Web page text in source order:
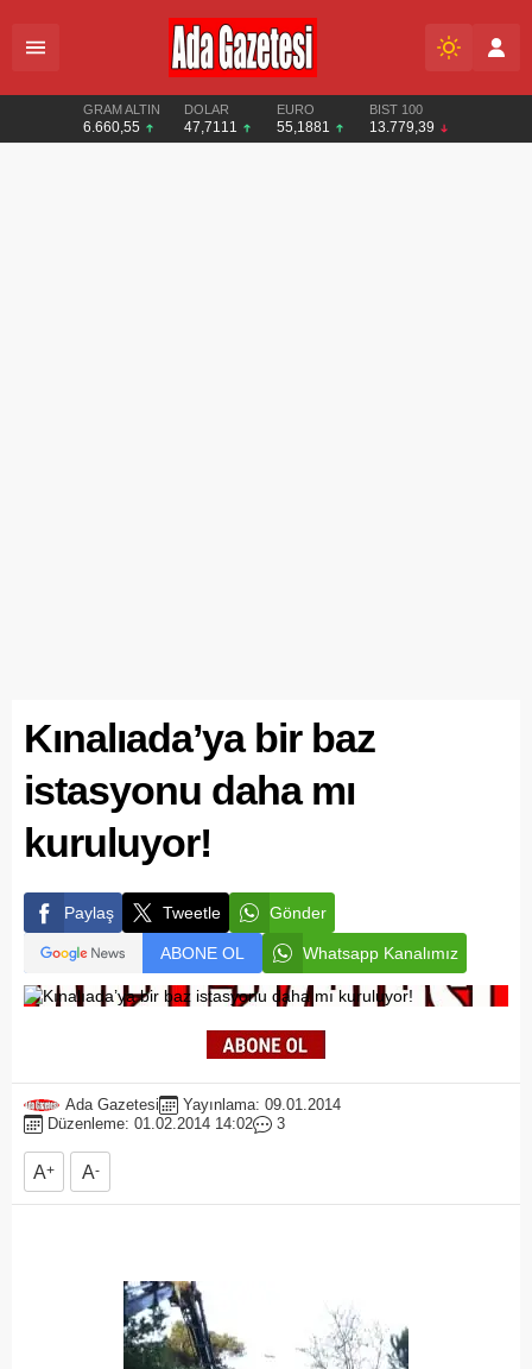
GRAM ALTIN
6.660,55
DOLAR
47,7111
EURO
55,1881
BIST 100
13.779,39
Kınalıada’ya bir baz
istasyonu daha mı
kuruluyor!
Paylaş Tweetle Gönder
ABONE OL Whatsapp Kanalımız
Ada Gazetesi
Yayınlama: 09.01.2014
Düzenleme: 01.02.2014 14:02
3
A+ A-